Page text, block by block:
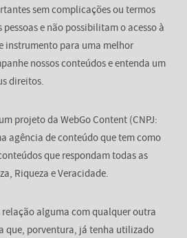
sem complicações ou termos
e não possibilitam o acesso à
instrumento para uma melhor
nossos conteúdos e entenda um
direitos.
projeto da WebGo Content (CNPJ:
agência de conteúdo que tem como
que respondam todas as
Riqueza e Veracidade.
alguma com qualquer outra
que, porventura, já tenha utilizado